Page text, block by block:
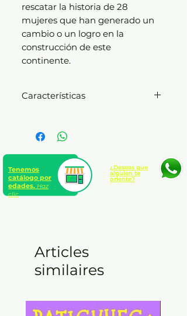
rescatar la historia de 28
mujeres que han generado un
cambio o un logro en la
construcción de este
continente.
Características
solapas
Sentido de lectura: Occidental
Idioma: Español
Formato: 18 x 24 cm.
Páginas: 128
Tenemos
catálogo por
edades. Haz
clic
¿Deseas que
alguien te
oriente?
Articles
similaires